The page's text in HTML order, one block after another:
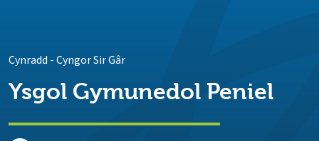
Cynradd -Cyngor Sir Gâr
Ysgol Gymunedol Peniel